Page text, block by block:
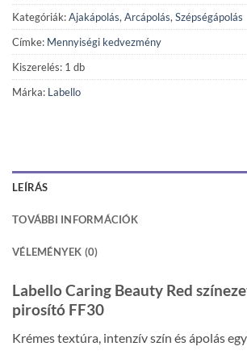
Kategóriák:Ajakápolás,Arcápolás,Szépségápolás
Címke: Mennyiségi kedvezmény
Kiszerelés: 1 db
Márka: Labello
LEÍRÁS
TOVÁBBI INFORMÁCIÓK
VÉLEMÉNYEK (0)
Labello Caring Beauty Red
pirosító FF30
Krémes textúra, intenzív szín és ápolás